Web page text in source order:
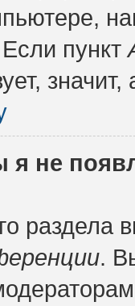
Если пункт
я не
.